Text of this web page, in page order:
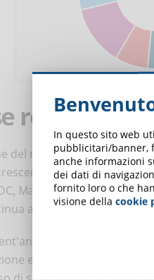
regioni nel
del mercato nel Nord
investimenti di
Massachussets, Texas.
a crescere facendo del
il governo dell'
e della formazione per
In questo sito web
pubblicitari/banner,
anche informazioni
dei dati di
fornito loro o che
visione della cookie